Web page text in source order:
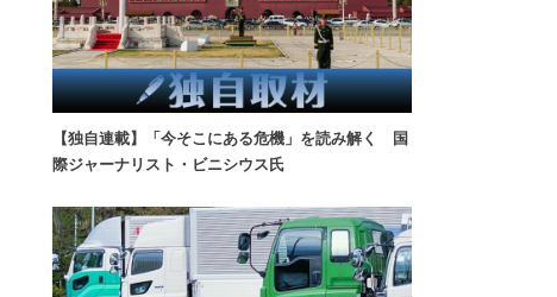
【独自連載】「今そこにある危機」を読み解く 国
際ジャーナリスト・ビニシウス氏